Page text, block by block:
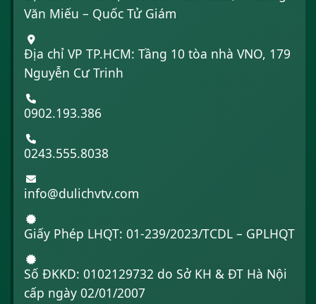
Văn Miếu – Quốc Tử Giám
Địa chỉ VP TP.HCM: Tầng 10 tòa nhà VNO, 179
Nguyễn Cư Trinh
0902.193.386
0243.555.8038
info@dulichvtv.com
Giấy Phép LHQT: 01-239/2023/TCDL – GPLHQT
Số ĐKKD: 0102129732 do Sở KH & ĐT Hà Nội
cấp ngày 02/01/2007